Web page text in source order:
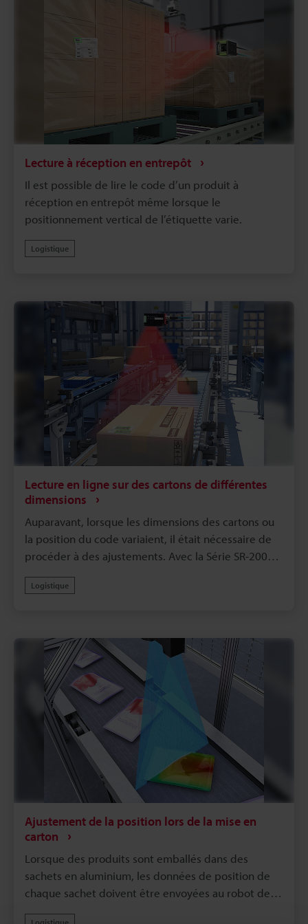
Lecture à réception en entrepôt
Il est possible de lire le code d’un produit à
réception en entrepôt même lorsque le
positionnement vertical de l’étiquette varie.
Logistique
Lecture en ligne sur des cartons de différentes
dimensions
Auparavant, lorsque les dimensions des cartons ou
la position du code variaient, il était nécessaire de
procéder à des ajustements. Avec la Série SR-2000,
champ de vision plus large facilite la lecture et la
n’est requise.
Logistique
Ajustement de la position lors de la mise en
carton
Lorsque des produits sont emballés dans des
sachets en aluminium, les données de position de
chaque sachet doivent être envoyées au robot de